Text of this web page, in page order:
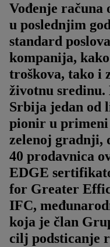
Vođenje računa
u poslednjim
standard
kompanija,
troškova, tako i
životnu
Srbija jedan od
pionir u
zelenoj gradnji,
40 prodavnica
EDGE
for Greater
IFC,
koja je član
cilj podsticanje